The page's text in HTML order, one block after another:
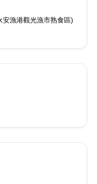
漁港觀光漁市熟食區)